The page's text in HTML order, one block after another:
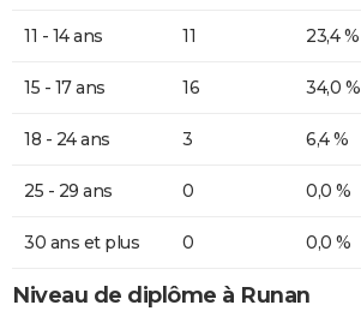
11 - 14 ans 11 23,4 %
15 - 17 ans 16 34,0 %
18 - 24 ans 3 6,4 %
25 - 29 ans 0 0,0 %
30 ans et plus 0 0,0 %
Niveau de diplôme à Runan